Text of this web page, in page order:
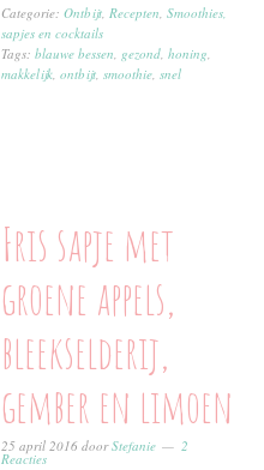
Categorie:Ontbijt,Recepten,Smoothies,
sapjes en cocktails
Tags:blauwe bessen, gezond,honing,
makkelijk,ontbijt,smoothie,snel
Fris sapje met
groene appels,
bleekselderij,
gember en limoen
25 april 2016 doorStefanie 2
Reacties